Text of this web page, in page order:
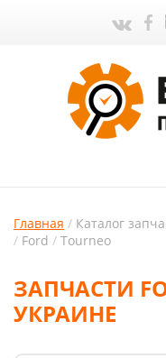
Главная Каталог
Ford
Tourneo
ЗАПЧАСТИ
УКРАИНЕ